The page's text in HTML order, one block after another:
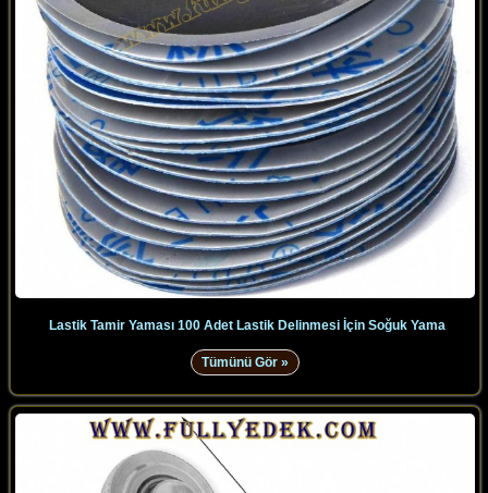
Lastik Tamir Yaması 100 Adet Lastik Delinmesi İçin Soğuk Yama
Tümünü Gör »